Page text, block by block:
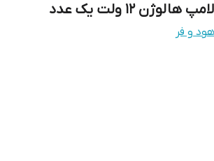
12 ولت یک عدد
و فر